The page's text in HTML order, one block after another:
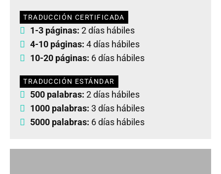
TRADUCCIÓN CERTIFICADA
1-3 páginas: 2 días hábiles
4-10 páginas: 4 días hábiles
10-20 páginas: 6 días hábiles
TRADUCCIÓN ESTÁNDAR
500 palabras: 2 días hábiles
1000 palabras: 3 días hábiles
5000 palabras: 6 días hábiles